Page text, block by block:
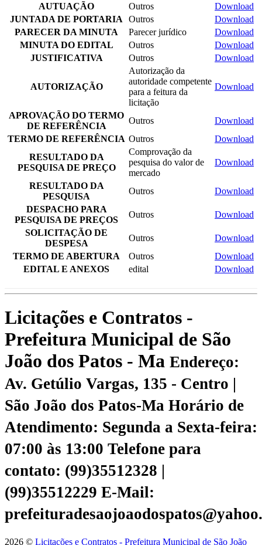
AUTUAÇÃO
Outros
Download
JUNTADA DE PORTARIA
Outros
Download
PARECER DA MINUTA
Parecer jurídico
Download
MINUTA DO EDITAL
Outros
Download
JUSTIFICATIVA
Outros Download
AUTORIZAÇÃO
Autorização da
autoridade competente
para a feitura da
licitação
Download
APROVAÇÃO DO TERMO
DE REFERÊNCIA
Outros
Download
TERMO DE REFERÊNCIA Outros
Download
RESULTADO DA
PESQUISA DE PREÇO
Comprovação da
pesquisa do valor de
mercado
Download
RESULTADO DA
PESQUISA
Outros
Download
DESPACHO PARA
PESQUISA DE PREÇOS
Outros
Download
SOLICITAÇÃO DE
DESPESA
Outros
Download
TERMO DE ABERTURA
Outros
Download
EDITAL E ANEXOS
edital Download
Licitações e Contratos -
Prefeitura Municipal de São
João dos Patos - Ma Endereço:
Av. Getúlio Vargas, 135 - Centro |
São João dos Patos-Ma Horário de
Atendimento: Segunda a Sexta-feira:
07:00 às 13:00 Telefone para
contato: (99)35512328 |
(99)35512229 E-Mail:
2026 © Licitações e Contratos - Prefeitura Municipal de São João